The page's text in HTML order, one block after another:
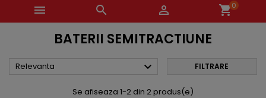
   shopping_cart0
BATERII SEMITRACTIUNE
Relevanta  FILTRARE
Se afiseaza 1-2 din 2 produs(e)